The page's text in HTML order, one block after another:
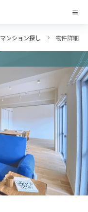
ンション探し 物件詳細